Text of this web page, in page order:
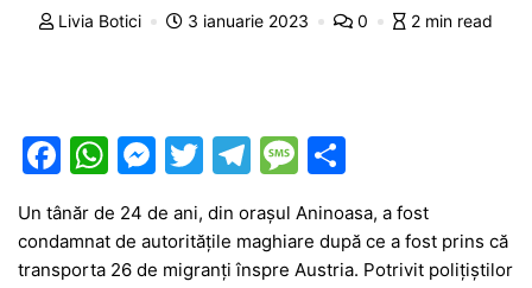
Livia Botici 3 ianuarie 2023 0 2 min read
F
c
e
W
at
s
M
s
s
T
w
itt
er
T
e
gr
M
e
s
s
ta
je
Un tânăr de 24 de ani, din orașul Aninoasa, a fost
condamnat de autoritățile maghiare după ce a fost prins că
transporta 26 de migranți înspre Austria. Potrivit polițiștilor